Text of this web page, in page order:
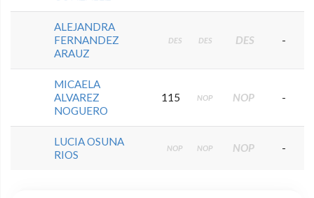
ALEJANDRA
FERNANDEZ
ARAUZ
DES DES DES -
MICAELA
ALVAREZ
NOGUERO
115 NOP NOP -
LUCIA OSUNA
RIOS
NOP NOP NOP -